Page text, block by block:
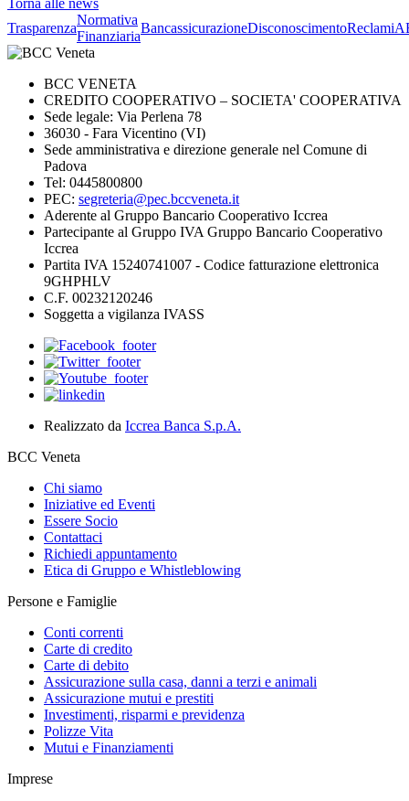
Torna alle news
Trasparenza
Normativa
Finanziaria
BancassicurazioneDisconoscimentoReclami
BCC VENETA
CREDITO COOPERATIVO – SOCIETA' COOPERATIVA
Sede legale: Via Perlena 78
36030 - Fara Vicentino (VI)
Sede amministrativa e direzione generale nel Comune di
Padova
Tel: 0445800800
PEC: segreteria@pec.bccveneta.it
Aderente al Gruppo Bancario Cooperativo Iccrea
Partecipante al Gruppo IVA Gruppo Bancario Cooperativo
Iccrea
Partita IVA 15240741007 - Codice fatturazione elettronica
9GHPHLV
C.F. 00232120246
Soggetta a vigilanza IVASS
Realizzato da Iccrea Banca S.p.A.
BCC Veneta
Chi siamo
Iniziative ed Eventi
Essere Socio
Contattaci
Richiedi appuntamento
Etica di Gruppo e Whistleblowing
Persone e Famiglie
Conti correnti
Carte di credito
Carte di debito
Assicurazione sulla casa, danni a terzi e animali
Assicurazione mutui e prestiti
Investimenti, risparmi e previdenza
Polizze Vita
Mutui e Finanziamenti
Imprese